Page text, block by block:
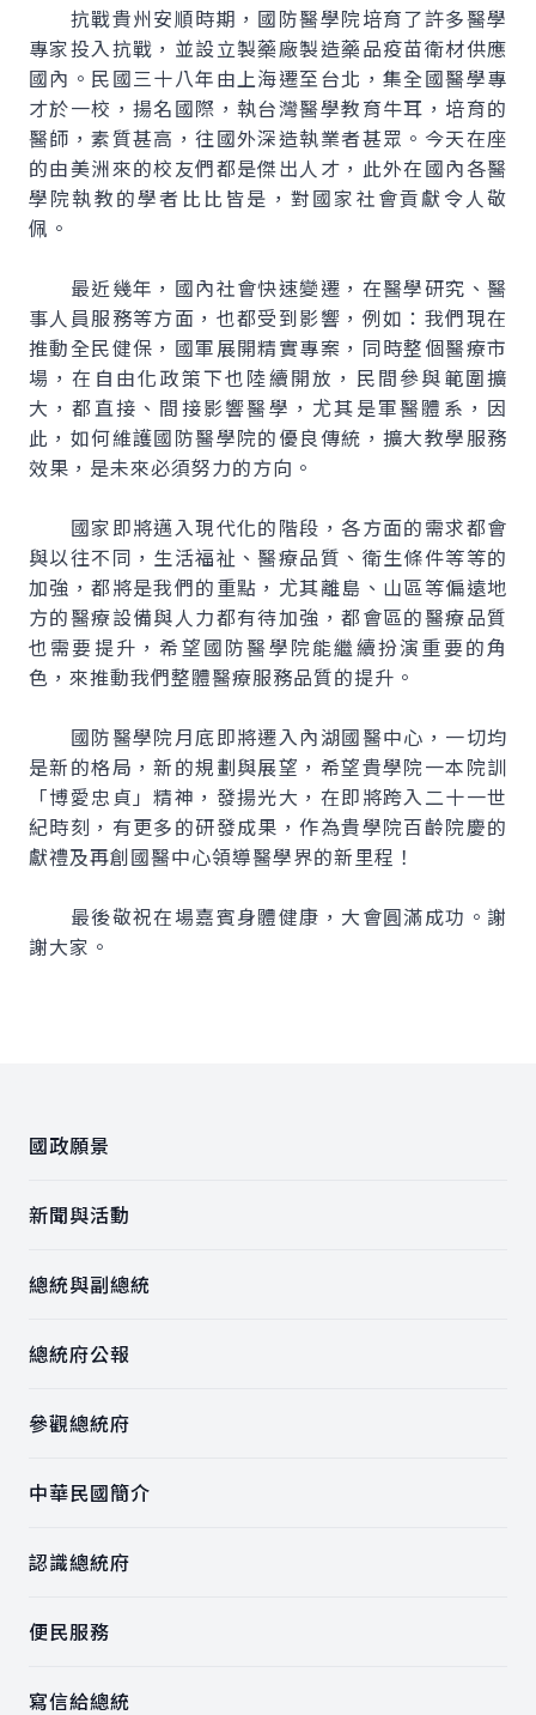
抗戰貴州安順時期，國防醫學院培育了許多醫學
專家投入抗戰，並設立製藥廠製造藥品疫苗衛材供應
國內。民國三十八年由上海遷至台北，集全國醫學專
才於一校，揚名國際，執台灣醫學教育牛耳，培育的
醫師，素質甚高，往國外深造執業者甚眾。今天在座
的由美洲來的校友們都是傑出人才，此外在國內各醫
學院執教的學者比比皆是，對國家社會貢獻令人敬
佩。
最近幾年，國內社會快速變遷，在醫學研究、醫
事人員服務等方面，也都受到影響，例如：我們現在
推動全民健保，國軍展開精實專案，同時整個醫療市
場，在自由化政策下也陸續開放，民間參與範圍擴
大，都直接、間接影響醫學，尤其是軍醫體系，因
此，如何維護國防醫學院的優良傳統，擴大教學服務
效果，是未來必須努力的方向。
國家即將邁入現代化的階段，各方面的需求都會
與以往不同，生活福祉、醫療品質、衛生條件等等的
加強，都將是我們的重點，尤其離島、山區等偏遠地
方的醫療設備與人力都有待加強，都會區的醫療品質
也需要提升，希望國防醫學院能繼續扮演重要的角
色，來推動我們整體醫療服務品質的提升。
國防醫學院月底即將遷入內湖國醫中心，一切均
是新的格局，新的規劃與展望，希望貴學院一本院訓
「博愛忠貞」精神，發揚光大，在即將跨入二十一世
紀時刻，有更多的研發成果，作為貴學院百齡院慶的
獻禮及再創國醫中心領導醫學界的新里程！
最後敬祝在場嘉賓身體健康，大會圓滿成功。謝
謝大家。
國政願景
新聞與活動
總統與副總統
總統府公報
參觀總統府
中華民國簡介
認識總統府
便民服務
寫信給總統